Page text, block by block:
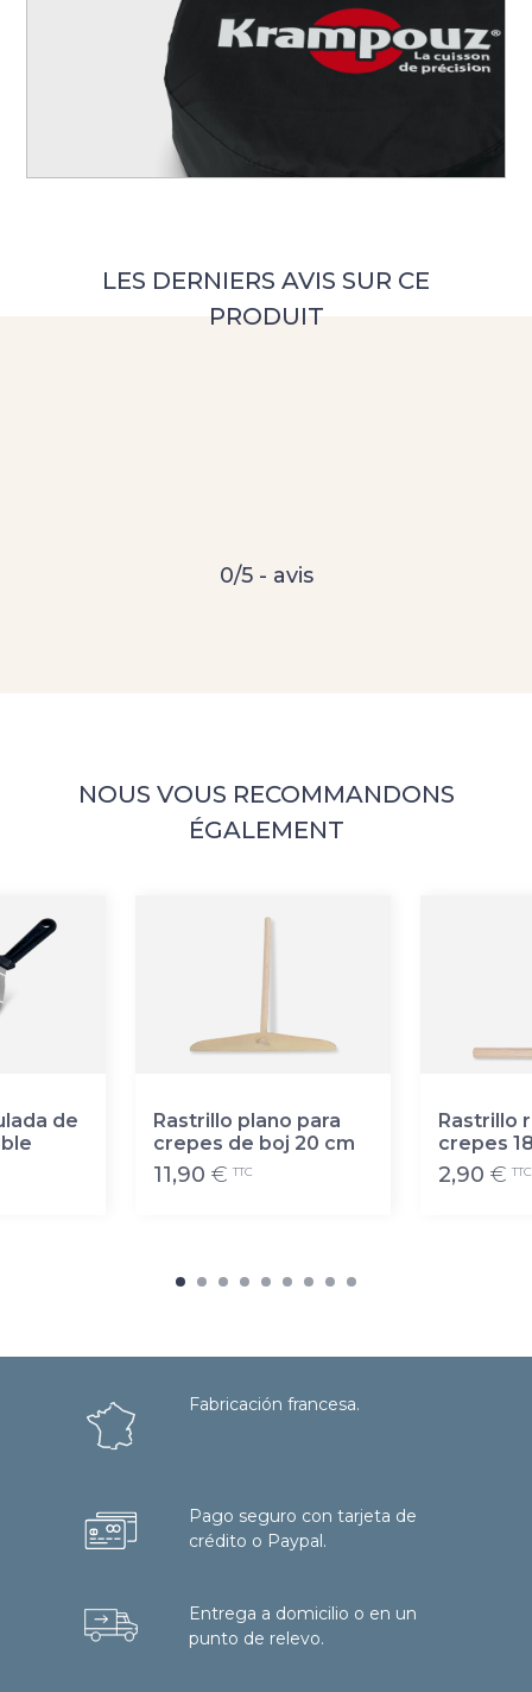
0/5 - avis
NOUS VOUS RECOMMANDONS
ÉGALEMENT
de
Rastrillo plano para
crepes de boj 20 cm
11,90 € TTC
Rastrillo
crepes
2,90 € TTC
Fabricación francesa.
Pago seguro con tarjeta de
crédito o Paypal.
Entrega a domicilio o en un
punto de relevo.